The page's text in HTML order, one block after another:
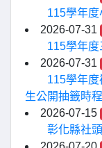
115學年
2026-07-31
115學年
2026-07-31
115學年
生公開抽籤時程
2026-07-15
彰化縣社